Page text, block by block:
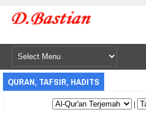
QURAN, TAFSIR, HADITS